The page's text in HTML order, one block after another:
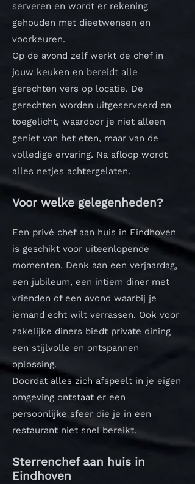
serveren en wordt er rekening
gehouden met dieetwensen en
voorkeuren.
Op de avond zelf werkt de chef in
jouw keuken en bereidt alle
gerechten vers op locatie. De
gerechten worden uitgeserveerd en
toegelicht, waardoor je niet alleen
geniet van het eten, maar van de
volledige ervaring. Na afloop wordt
alles netjes achtergelaten.
Voor welke gelegenheden?
Een privé chef aan huis in Eindhoven
is geschikt voor uiteenlopende
momenten. Denk aan een verjaardag,
een jubileum, een intiem diner met
vrienden of een avond waarbij je
iemand echt wilt verrassen. Ook voor
zakelijke diners biedt private dining
een stijlvolle en ontspannen
oplossing.
Doordat alles zich afspeelt in je eigen
omgeving ontstaat er een
persoonlijke sfeer die je in een
restaurant niet snel bereikt.
Sterrenchef aan huis in
Eindhoven